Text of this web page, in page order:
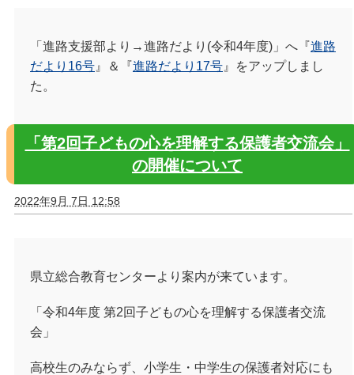
「進路支援部より→進路だより(令和4年度)」へ『進路
だより16号 』＆『進路だより17号 』をアップしまし
た。
「第2回子どもの心を理解する保護者交流会」
の開催について
2022年9月 7日 12:58
県立総合教育センターより案内が来ています。
「令和4年度 第2回子どもの心を理解する保護者交流
会」
高校生のみならず、小学生・中学生の保護者対応にも